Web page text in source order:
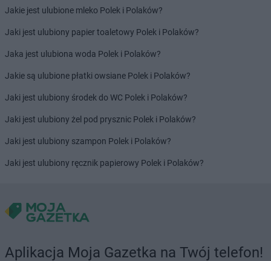
Biedronka Borówiec
Biedronka
Branice
Biedronka Brańsk
Biedronka
Brenna
Biedronka Brusy
Biedronka
Brwinów
Biedronka Brzeg Dolny
Biedronka
Brześć Kujawski
Biedronka Brzeziny
Biedronka Brzezna
Biedronka
Brzostek
Jakie jest ulubione mleko Polek i Polaków?
Jaki jest ulubiony papier toaletowy Polek i Polaków?
Jaka jest ulubiona woda Polek i Polaków?
Jakie są ulubione płatki owsiane Polek i Polaków?
Jaki jest ulubiony środek do WC Polek i Polaków?
Jaki jest ulubiony żel pod prysznic Polek i Polaków?
Jaki jest ulubiony szampon Polek i Polaków?
Jaki jest ulubiony ręcznik papierowy Polek i Polaków?
Aplikacja Moja Gazetka na Twój telefon!